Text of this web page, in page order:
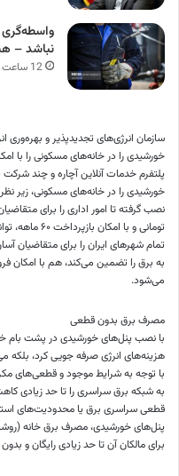
واسطه‌گری
نباشد –
12 ساعت پیش
سازمان انرژی‌های تجدیدپذیر و بهره‌وری
خورشیدی را در خانه‌های مسکونی را با
پلتفرم خدمات آنلاین آچاره و چند شرکت
خورشیدی را در خانه‌های مسکونی، زیر
تومانی و با
تمام شهرهای ایران را برای
به برق را تضمین می‌کند، هم با امکان
می‌شود.
مصرف برق بدون قطعی
با نصب پنل‌های خورشیدی در پشت بام
هزینه‌های انرژی صرفه جویی کرد، بلکه
با توجه به شرایط موجود و قطعی‌های
به شبکه برق سراسری را تا حد زیادی
قطعی سراسری برق یا محدودیت‌های
پنل‌های خورشیدی، مصرف برق خانه
برای مالکان آن تا حد زیادی رایگان و